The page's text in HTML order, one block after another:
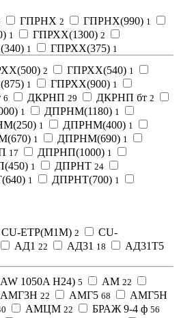
ГПРНХ 2 ГПРНХ(990) 1
1 ГПРХХ(1300) 2
1 ГПРХХ(375) 1
2 ГПРХХ(540) 1
1 ГПРХХ(900) 1
6 ДКРНП 29 ДКРНП бт 2
1 ДПРНМ(1180) 1
1 ДПРНМ(400) 1
1 ДПРНМ(690) 1
17 ДПРНП(1000) 1
1 ДПРНТ 24
1 ДПРНТ(700) 1
CU-ETP(M1M) 2
CU-
АД1 22 АД31 18 АД31Т5
1050A H24) 5 АМ 22
АМГ3Н 22 АМГ5 68 АМГ5Н
АМЦМ 22 БРАЖ 9-4 ф 56